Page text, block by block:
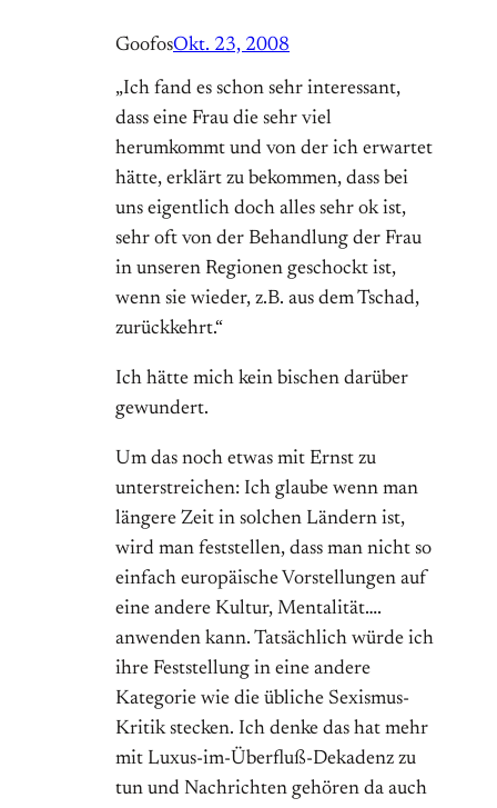
GoofosOkt. 23, 2008
„Ich fand es schon sehr interessant,
dass eine Frau die sehr viel
herumkommt und von der ich erwartet
hätte, erklärt zu bekommen, dass bei
uns eigentlich doch alles sehr ok ist,
sehr oft von der Behandlung der Frau
in unseren Regionen geschockt ist,
wenn sie wieder, z.B. aus dem Tschad,
zurückkehrt.“
Ich hätte mich kein bischen darüber
gewundert.
Um das noch etwas mit Ernst zu
unterstreichen: Ich glaube wenn man
längere Zeit in solchen Ländern ist,
wird man feststellen, dass man nicht so
einfach europäische Vorstellungen auf
eine andere Kultur, Mentalität….
anwenden kann. Tatsächlich würde ich
ihre Feststellung in eine andere
Kategorie wie die übliche Sexismus-
Kritik stecken. Ich denke das hat mehr
mit Luxus-im-Überfluß-Dekadenz zu
tun und Nachrichten gehören da auch